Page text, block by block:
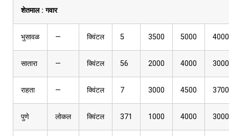
शेतमाल :गवार
भुसावळ — क्विंटल 5 3500 5000 4000
सातारा — क्विंटल 56 2000 4000 3000
राहता — क्विंटल 7 3000 4500 3700
पुणे लोकल क्विंटल 371 1000 4000 3000